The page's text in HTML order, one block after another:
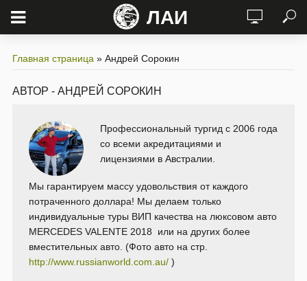
ЛАИ
Главная страница » Андрей Сорокин
АВТОР - АНДРЕЙ СОРОКИН
Профессиональный тургид с 2006 года
со всеми акредитациями и
лицензиями в Австралии.
Мы гарантируем массу удовольствия от каждого
потраченного доллара! Мы делаем только
индивидуальные туры ВИП качества на люксовом авто
MERCEDES VALENTE 2018 или на других более
вместительных авто. (Фото авто на стр.
http://www.russianworld.com.au/ )